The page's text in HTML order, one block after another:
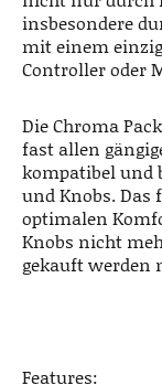
insbesondere
mit einem
Controller oder
Die Chroma
fast allen
kompatibel und
und Knobs. Das
optimalen
Knobs nicht
gekauft werden
Features: